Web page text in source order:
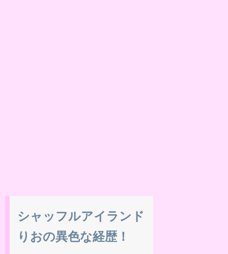
シャッフルアイランド
りおの異色な経歴！